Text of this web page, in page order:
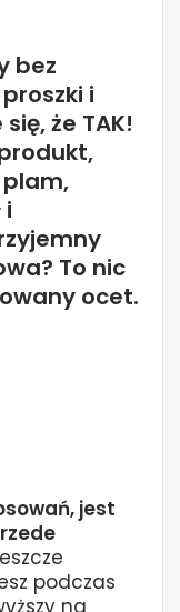
bez
i
że TAK!
i
To nic
ocet.
jest
podczas
na